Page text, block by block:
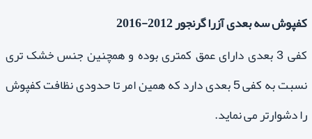
کفپوش سه بعدی آزرا گرنجور 2012-2016
کفی 3 بعدی دارای عمق کمتری بوده و همچنین جنس خشک تری
نسبت به کفی 5 بعدی دارد که همین امر تا حدودی نظافت کفپوش
را دشوارتر می نماید.